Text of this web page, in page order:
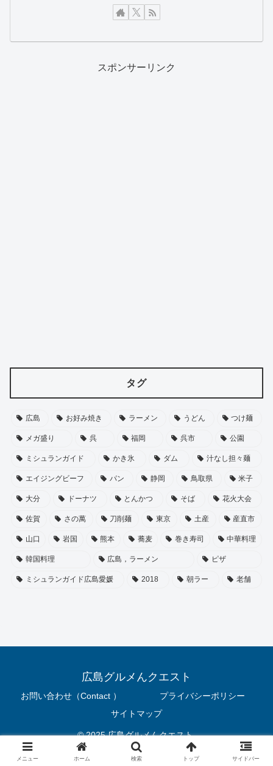
スポンサーリンク
タグ
広島 お好み焼き ラーメン うどん つけ麺
メガ盛り 呉 福岡 呉市 公園
ミシュランガイド かき氷 ダム 汁なし担々麺
エイジングビーフ パン 静岡 鳥取県 米子
大分 ドーナツ とんかつ そば 花火大会
佐賀 さの萬 刀削麺 東京 土産 産直市
山口 岩国 熊本 蕎麦 巻き寿司 中華料理
韓国料理 広島，ラーメン ピザ
ミシュランガイド広島愛媛 2018 朝ラー 老舗
広島グルメんクエスト
お問い合わせ（Contact ）
プライバシーポリシー
サイトマップ
© 2025 広島グルメんクエスト.
メニュー ホーム 検索 トップ サイドバー